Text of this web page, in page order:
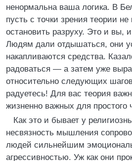
ненормальна ваша логика. В
пусть с точки зрения теории
остановить разруху. Это и вы,
Людям дали отдышаться, они
накапливаются средства.
радоваться — а затем уже
относительно следующих
радуетесь! Для вас теория
жизненно важных для простого
Как это и бывает у
несвязность мышления
людей сильнейшим
агрессивностью. Уж как они